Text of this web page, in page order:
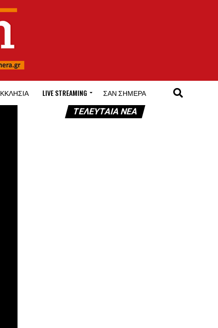
LIVE STREAMING ΣΑΝ ΣΉΜΕΡΑ
ΤΕΛΕΥΤΑΊΑ ΝΈΑ